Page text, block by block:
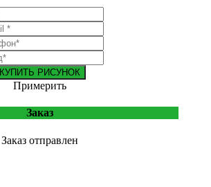
КУПИТЬ РИСУНОК
Примерить
Заказ
Заказ отправлен